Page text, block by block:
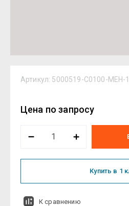
Артикул: 5000519-C0100-MEH-1
Цена по запросу
Купить в 1
К сравнению